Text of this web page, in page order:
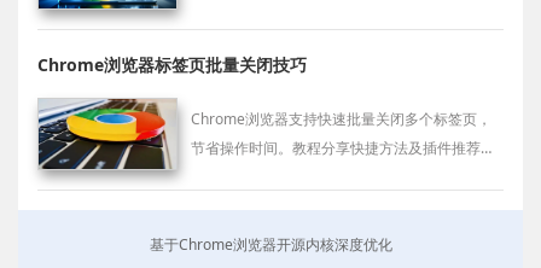
Chrome浏览器标签页批量关闭技巧
Chrome浏览器支持快速批量关闭多个标签页，
节省操作时间。教程分享快捷方法及插件推荐，
基于Chrome浏览器开源内核深度优化